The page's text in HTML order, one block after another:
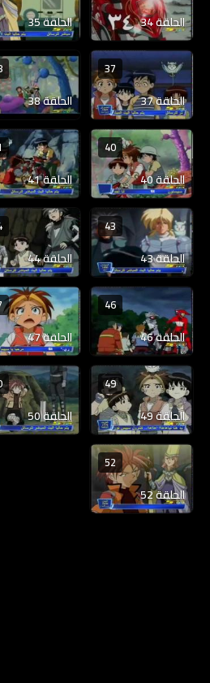
الحلقة 34 الحلقة 35
37
الحلقة 37 الحلقة 38
40
الحلقة 40 الحلقة 41
43
الحلقة 43 الحلقة 44
46
الحلقة 46 الحلقة 47
49
الحلقة 49 الحلقة 50
52
الحلقة 52